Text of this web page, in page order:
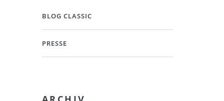
BLOG CLASSIC
PRESSE